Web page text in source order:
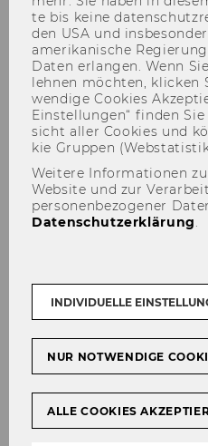
te bis keine
den USA und
amerikanische
Daten er­lan­gen. Wenn
leh­nen möch­ten, kli­cken
wen­di­ge Coo­kies
Ein­stel­lun­gen“ fin­den
sicht aller Coo­kies und
kie Grup­pen
Weitere Informationen
Website und zur
personenbezogener
Datenschutzerklärung.
INDIVIDUELLE
NUR NOTWENDIGE
ALLE COOKIES